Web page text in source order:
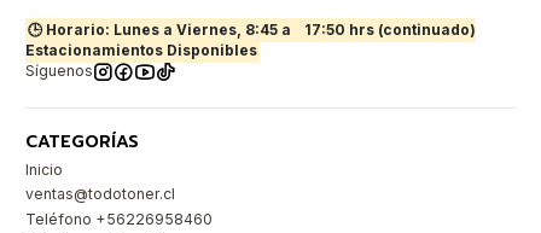
🕒 Horario: Lunes a Viernes, 8:45 a
17:50 hrs (continuado)
Estacionamientos Disponibles
Síguenos
CATEGORÍAS
Inicio
ventas@todotoner.cl
Teléfono +56226958460